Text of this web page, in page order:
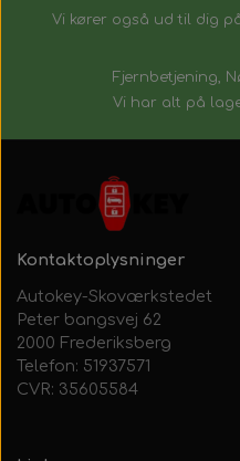
Vi kører også ud til dig
Fjernbetjening,
Vi har alt på
Kontaktoplysninger
Autokey-Skoværkstedet
Peter bangsvej 62
2000 Frederiksberg
Telefon: 51937571
CVR: 35605584